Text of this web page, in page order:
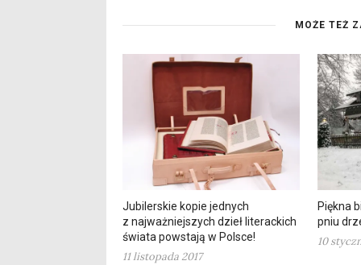
MOŻE TEŻ
Jubilerskie kopie jednych
z najważniejszych dzieł literackich
świata powstają w Polsce!
11 listopada 2017
Piękna
pniu
10